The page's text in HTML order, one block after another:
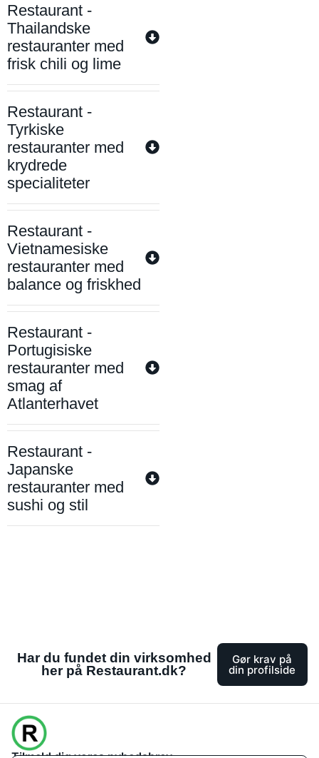
Restaurant -
Thailandske
restauranter med
frisk chili og lime
Restaurant -
Tyrkiske
restauranter med
krydrede
specialiteter
Restaurant -
Vietnamesiske
restauranter med
balance og friskhed
Restaurant -
Portugisiske
restauranter med
smag af
Atlanterhavet
Restaurant -
Japanske
restauranter med
sushi og stil
Har du fundet din virksomhed
her på Restaurant.dk?
Gør krav på
din profilside